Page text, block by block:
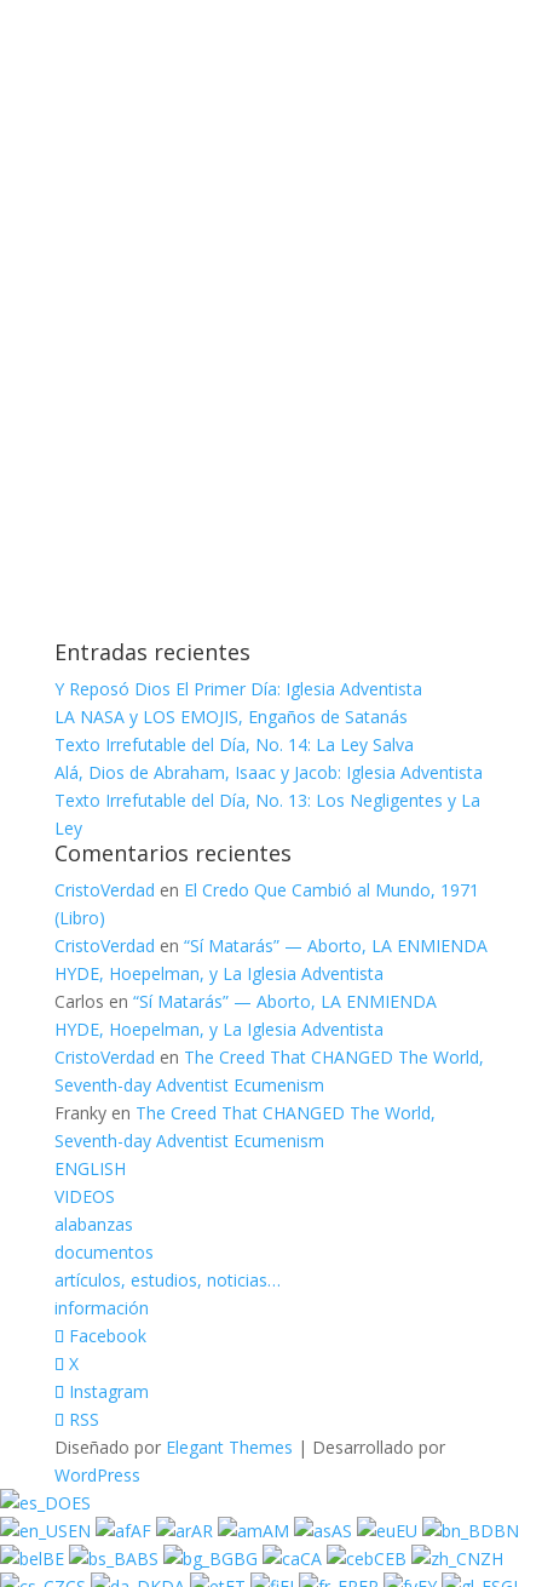
Entradas recientes
Y Reposó Dios El Primer Día: Iglesia Adventista
LA NASA y LOS EMOJIS, Engaños de Satanás
Texto Irrefutable del Día, No. 14: La Ley Salva
Alá, Dios de Abraham, Isaac y Jacob: Iglesia Adventista
Texto Irrefutable del Día, No. 13: Los Negligentes y La
Ley
Comentarios recientes
CristoVerdad en El Credo Que Cambió al Mundo, 1971
(Libro)
CristoVerdad en “Sí Matarás” — Aborto, LA ENMIENDA
HYDE, Hoepelman, y La Iglesia Adventista
Carlos en “Sí Matarás” — Aborto, LA ENMIENDA
HYDE, Hoepelman, y La Iglesia Adventista
CristoVerdad en The Creed That CHANGED The World,
Seventh-day Adventist Ecumenism
Frankyen The Creed That CHANGED The World,
Seventh-day Adventist Ecumenism
ENGLISH
VIDEOS
alabanzas
documentos
artículos, estudios, noticias…
información
Facebook
X
Instagram
RSS
Diseñado por Elegant Themes | Desarrollado por
WordPress
ES
EN
AF AR AM AS EU
BN
BE
BS BG CA CEB
ZH